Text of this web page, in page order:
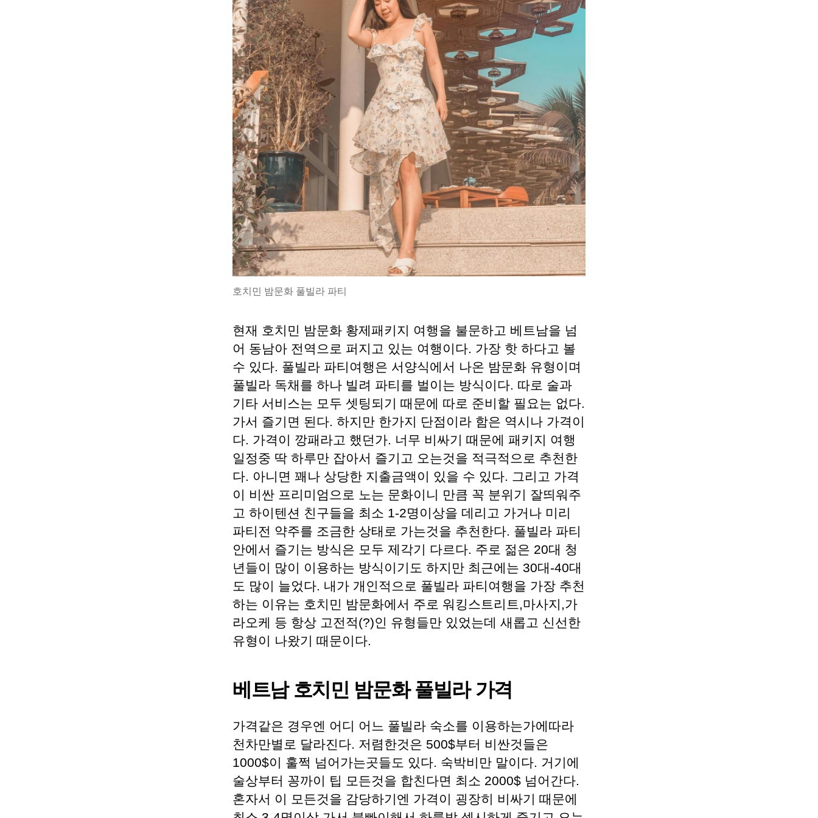
호치민 밤문화 풀빌라 파티
현재 호치민 밤문화 황제패키지 여행을 불문하고 베트남을 넘
어 동남아 전역으로 퍼지고 있는 여행이다. 가장 핫 하다고 볼
수 있다. 풀빌라 파티여행은 서양식에서 나온 밤문화 유형이며
풀빌라 독채를 하나 빌려 파티를 벌이는 방식이다. 따로 술과
기타 서비스는 모두 셋팅되기 때문에 따로 준비할 필요는 없다.
가서 즐기면 된다. 하지만 한가지 단점이라 함은 역시나 가격이
다. 가격이 깡패라고 했던가. 너무 비싸기 때문에 패키지 여행
일정중 딱 하루만 잡아서 즐기고 오는것을 적극적으로 추천한
다. 아니면 꽤나 상당한 지출금액이 있을 수 있다. 그리고 가격
이 비싼 프리미엄으로 노는 문화이니 만큼 꼭 분위기 잘띄워주
고 하이텐션 친구들을 최소 1-2명이상을 데리고 가거나 미리
파티전 약주를 조금한 상태로 가는것을 추천한다. 풀빌라 파티
안에서 즐기는 방식은 모두 제각기 다르다. 주로 젊은 20대 청
년들이 많이 이용하는 방식이기도 하지만 최근에는 30대-40대
도 많이 늘었다. 내가 개인적으로 풀빌라 파티여행을 가장 추천
하는 이유는 호치민 밤문화에서 주로 워킹스트리트,마사지,가
라오케 등 항상 고전적(?)인 유형들만 있었는데 새롭고 신선한
유형이 나왔기 때문이다.
베트남 호치민 밤문화 풀빌라 가격
가격같은 경우엔 어디 어느 풀빌라 숙소를 이용하는가에따라
천차만별로 달라진다. 저렴한것은 500$부터 비싼것들은
1000$이 훌쩍 넘어가는곳들도 있다. 숙박비만 말이다. 거기에
술상부터 꽁까이 팁 모든것을 합친다면 최소 2000$ 넘어간다.
혼자서 이 모든것을 감당하기엔 가격이 굉장히 비싸기 때문에